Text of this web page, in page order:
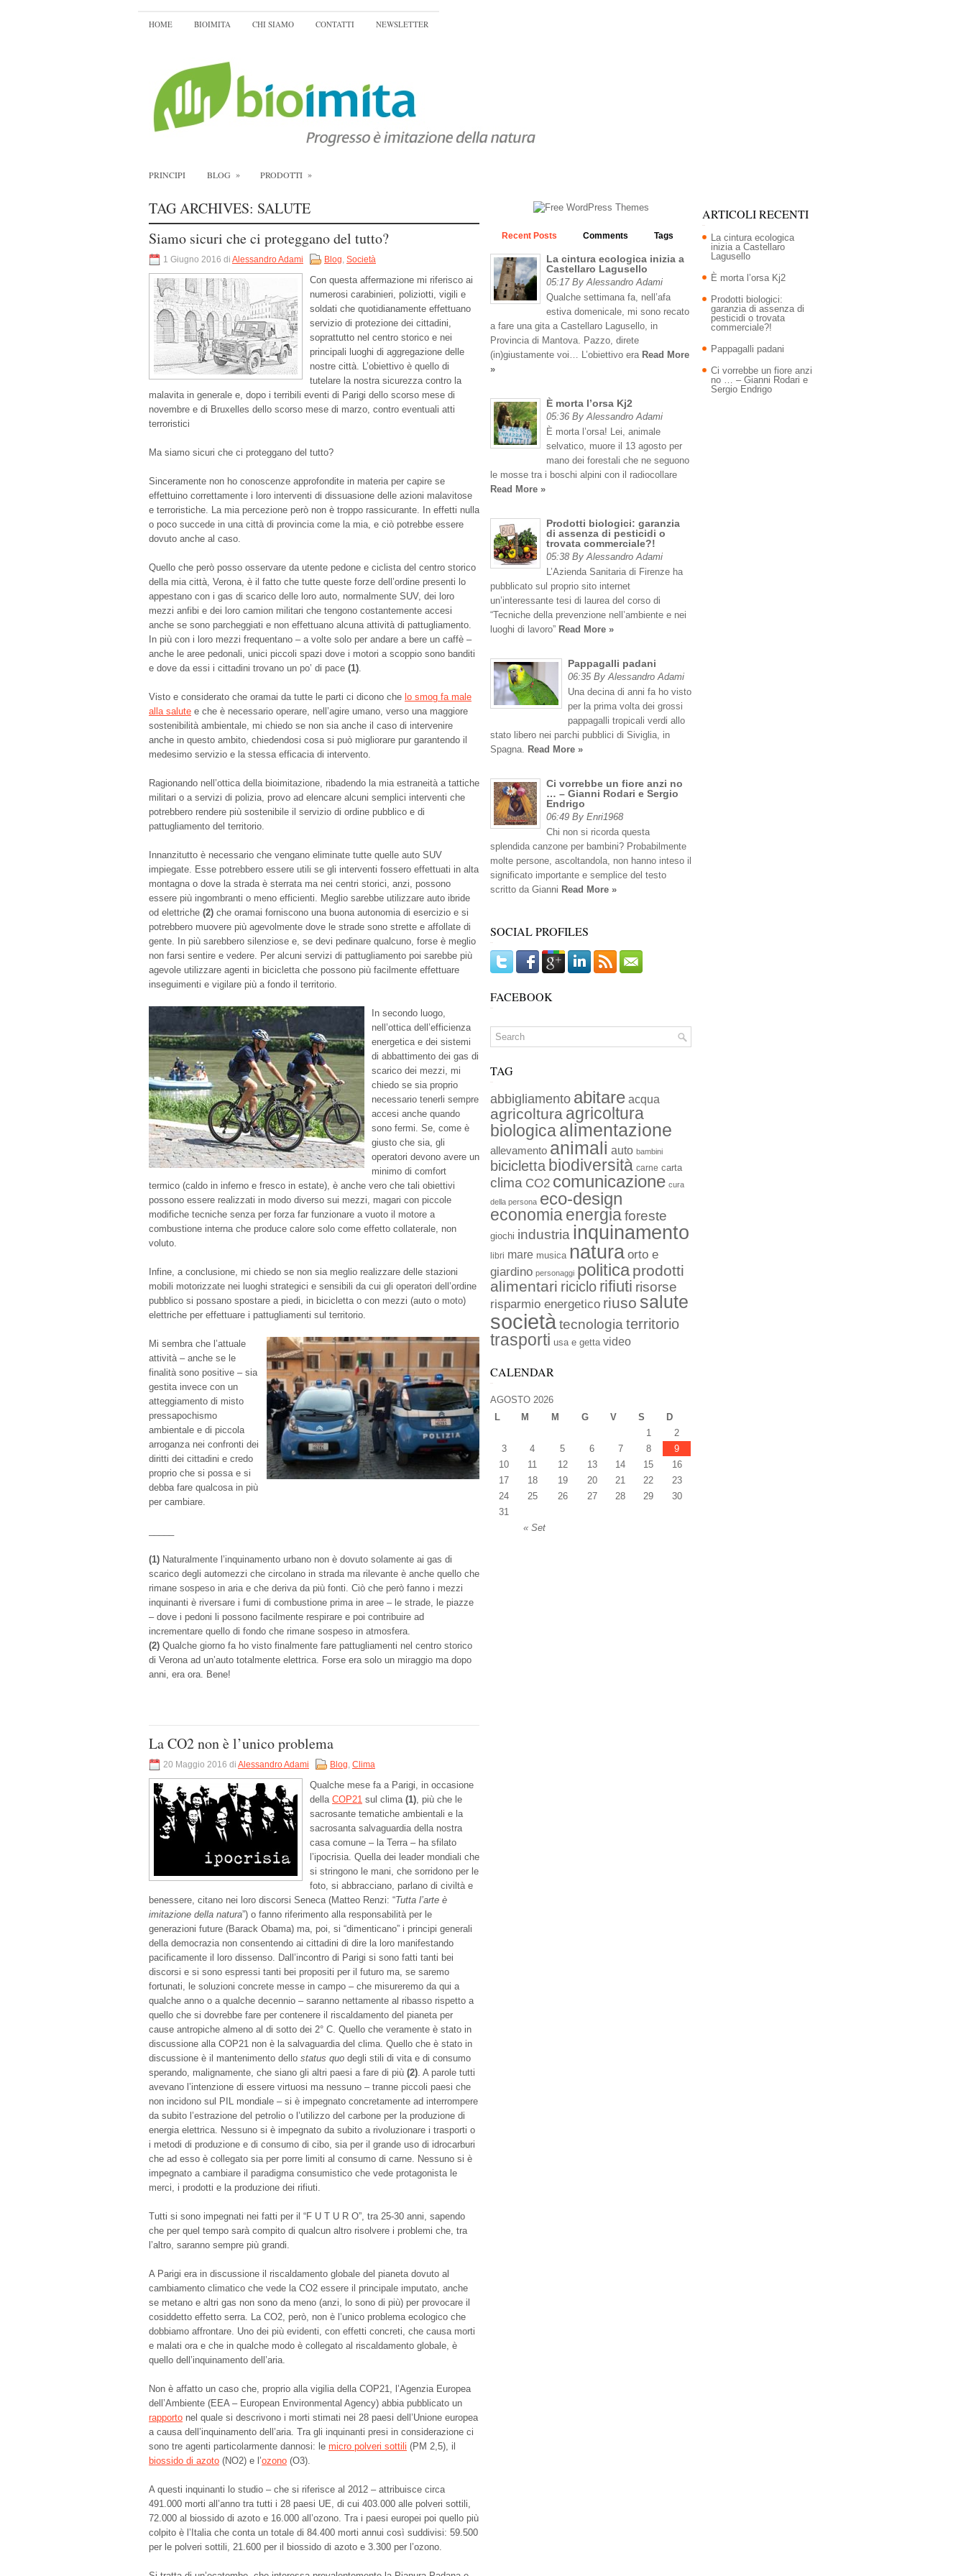
HOME BIOIMITA CHI SIAMO CONTATTI NEWSLETTER
PRINCIPI BLOG » PRODOTTI »
TAG ARCHIVES: SALUTE
Siamo sicuri che ci proteggano del tutto?
1 Giugno 2016 di Alessandro Adami Blog, Società
Con questa affermazione mi riferisco ai
numerosi carabinieri, poliziotti, vigili e
soldati che quotidianamente effettuano
servizio di protezione dei cittadini,
soprattutto nel centro storico e nei
principali luoghi di aggregazione delle
nostre città. L’obiettivo è quello di
tutelare la nostra sicurezza contro la
malavita in generale e, dopo i terribili eventi di Parigi dello scorso mese di
novembre e di Bruxelles dello scorso mese di marzo, contro eventuali atti
terroristici
Ma siamo sicuri che ci proteggano del tutto?
Sinceramente non ho conoscenze approfondite in materia per capire se
effettuino correttamente i loro interventi di dissuasione delle azioni malavitose
e terroristiche. La mia percezione però non è troppo rassicurante. In effetti nulla
o poco succede in una città di provincia come la mia, e ciò potrebbe essere
dovuto anche al caso.
Quello che però posso osservare da utente pedone e ciclista del centro storico
della mia città, Verona, è il fatto che tutte queste forze dell’ordine presenti lo
appestano con i gas di scarico delle loro auto, normalmente SUV, dei loro
mezzi anfibi e dei loro camion militari che tengono costantemente accesi
anche se sono parcheggiati e non effettuano alcuna attività di pattugliamento.
In più con i loro mezzi frequentano – a volte solo per andare a bere un caffè –
anche le aree pedonali, unici piccoli spazi dove i motori a scoppio sono banditi
e dove da essi i cittadini trovano un po’ di pace (1).
Visto e considerato che oramai da tutte le parti ci dicono che lo smog fa male
alla salute e che è necessario operare, nell’agire umano, verso una maggiore
sostenibilità ambientale, mi chiedo se non sia anche il caso di intervenire
anche in questo ambito, chiedendosi cosa si può migliorare pur garantendo il
medesimo servizio e la stessa efficacia di intervento.
Ragionando nell’ottica della bioimitazione, ribadendo la mia estraneità a tattiche
militari o a servizi di polizia, provo ad elencare alcuni semplici interventi che
potrebbero rendere più sostenibile il servizio di ordine pubblico e di
pattugliamento del territorio.
Innanzitutto è necessario che vengano eliminate tutte quelle auto SUV
impiegate. Esse potrebbero essere utili se gli interventi fossero effettuati in alta
montagna o dove la strada è sterrata ma nei centri storici, anzi, possono
essere più ingombranti o meno efficienti. Meglio sarebbe utilizzare auto ibride
od elettriche (2) che oramai forniscono una buona autonomia di esercizio e si
potrebbero muovere più agevolmente dove le strade sono strette e affollate di
gente. In più sarebbero silenziose e, se devi pedinare qualcuno, forse è meglio
non farsi sentire e vedere. Per alcuni servizi di pattugliamento poi sarebbe più
agevole utilizzare agenti in bicicletta che possono più facilmente effettuare
inseguimenti e vigilare più a fondo il territorio.
In secondo luogo,
nell’ottica dell’efficienza
energetica e dei sistemi
di abbattimento dei gas di
scarico dei mezzi, mi
chiedo se sia proprio
necessario tenerli sempre
accesi anche quando
sono fermi. Se, come è
giusto che sia, gli
operatori devono avere un
minimo di comfort
termico (caldo in inferno e fresco in estate), è anche vero che tali obiettivi
possono essere realizzati in modo diverso sui mezzi, magari con piccole
modifiche tecniche senza per forza far funzionare a vuoto il motore a
combustione interna che produce calore solo come effetto collaterale, non
voluto.
Infine, a conclusione, mi chiedo se non sia meglio realizzare delle stazioni
mobili motorizzate nei luoghi strategici e sensibili da cui gli operatori dell’ordine
pubblico si possano spostare a piedi, in bicicletta o con mezzi (auto o moto)
elettriche per effettuare i pattugliamenti sul territorio.
Mi sembra che l’attuale
attività – anche se le
finalità sono positive – sia
gestita invece con un
atteggiamento di misto
pressapochismo
ambientale e di piccola
arroganza nei confronti dei
diritti dei cittadini e credo
proprio che si possa e si
debba fare qualcosa in più
per cambiare.
(1) Naturalmente l’inquinamento urbano non è dovuto solamente ai gas di
scarico degli automezzi che circolano in strada ma rilevante è anche quello che
rimane sospeso in aria e che deriva da più fonti. Ciò che però fanno i mezzi
inquinanti è riversare i fumi di combustione prima in aree – le strade, le piazze
– dove i pedoni li possono facilmente respirare e poi contribuire ad
incrementare quello di fondo che rimane sospeso in atmosfera.
(2) Qualche giorno fa ho visto finalmente fare pattugliamenti nel centro storico
di Verona ad un’auto totalmente elettrica. Forse era solo un miraggio ma dopo
anni, era ora. Bene!
La CO2 non è l’unico problema
20 Maggio 2016 di Alessandro Adami Blog, Clima
Qualche mese fa a Parigi, in occasione
della COP21 sul clima (1), più che le
sacrosante tematiche ambientali e la
sacrosanta salvaguardia della nostra
casa comune – la Terra – ha sfilato
l’ipocrisia. Quella dei leader mondiali che
si stringono le mani, che sorridono per le
foto, si abbracciano, parlano di civiltà e
benessere, citano nei loro discorsi Seneca (Matteo Renzi: “Tutta l’arte è
imitazione della natura”) o fanno riferimento alla responsabilità per le
generazioni future (Barack Obama) ma, poi, si “dimenticano” i principi generali
della democrazia non consentendo ai cittadini di dire la loro manifestando
pacificamente il loro dissenso. Dall’incontro di Parigi si sono fatti tanti bei
discorsi e si sono espressi tanti bei propositi per il futuro ma, se saremo
fortunati, le soluzioni concrete messe in campo – che misureremo da qui a
qualche anno o a qualche decennio – saranno nettamente al ribasso rispetto a
quello che si dovrebbe fare per contenere il riscaldamento del pianeta per
cause antropiche almeno al di sotto dei 2° C. Quello che veramente è stato in
discussione alla COP21 non è la salvaguardia del clima. Quello che è stato in
discussione è il mantenimento dello status quo degli stili di vita e di consumo
sperando, malignamente, che siano gli altri paesi a fare di più (2). A parole tutti
avevano l’intenzione di essere virtuosi ma nessuno – tranne piccoli paesi che
non incidono sul PIL mondiale – si è impegnato concretamente ad interrompere
da subito l’estrazione del petrolio o l’utilizzo del carbone per la produzione di
energia elettrica. Nessuno si è impegnato da subito a rivoluzionare i trasporti o
i metodi di produzione e di consumo di cibo, sia per il grande uso di idrocarburi
che ad esso è collegato sia per porre limiti al consumo di carne. Nessuno si è
impegnato a cambiare il paradigma consumistico che vede protagonista le
merci, i prodotti e la produzione dei rifiuti.
Tutti si sono impegnati nei fatti per il “F U T U R O”, tra 25-30 anni, sapendo
che per quel tempo sarà compito di qualcun altro risolvere i problemi che, tra
l’altro, saranno sempre più grandi.
A Parigi era in discussione il riscaldamento globale del pianeta dovuto al
cambiamento climatico che vede la CO2 essere il principale imputato, anche
se metano e altri gas non sono da meno (anzi, lo sono di più) per provocare il
cosiddetto effetto serra. La CO2, però, non è l’unico problema ecologico che
dobbiamo affrontare. Uno dei più evidenti, con effetti concreti, che causa morti
e malati ora e che in qualche modo è collegato al riscaldamento globale, è
quello dell’inquinamento dell’aria.
Non è affatto un caso che, proprio alla vigilia della COP21, l’Agenzia Europea
dell’Ambiente (EEA – European Environmental Agency) abbia pubblicato un
rapporto nel quale si descrivono i morti stimati nei 28 paesi dell’Unione europea
a causa dell’inquinamento dell’aria. Tra gli inquinanti presi in considerazione ci
sono tre agenti particolarmente dannosi: le micro polveri sottili (PM 2,5), il
biossido di azoto (NO2) e l’ozono (O3).
A questi inquinanti lo studio – che si riferisce al 2012 – attribuisce circa
491.000 morti all’anno tra tutti i 28 paesi UE, di cui 403.000 alle polveri sottili,
72.000 al biossido di azoto e 16.000 all’ozono. Tra i paesi europei poi quello più
colpito è l’Italia che conta un totale di 84.400 morti annui così suddivisi: 59.500
per le polveri sottili, 21.600 per il biossido di azoto e 3.300 per l’ozono.
Recent Posts Comments Tags
La cintura ecologica inizia a
Castellaro Lagusello
05:17 By Alessandro Adami
Qualche settimana fa, nell’afa
estiva domenicale, mi sono recato
a fare una gita a Castellaro Lagusello, in
Provincia di Mantova. Pazzo, direte
(in)giustamente voi… L’obiettivo era Read More
»
È morta l’orsa Kj2
05:36 By Alessandro Adami
È morta l’orsa! Lei, animale
selvatico, muore il 13 agosto per
mano dei forestali che ne seguono
le mosse tra i boschi alpini con il radiocollare
Read More »
Prodotti biologici: garanzia
di assenza di pesticidi o
trovata commerciale?!
05:38 By Alessandro Adami
L’Azienda Sanitaria di Firenze ha
pubblicato sul proprio sito internet
un’interessante tesi di laurea del corso di
“Tecniche della prevenzione nell’ambiente e nei
luoghi di lavoro” Read More »
Pappagalli padani
06:35 By Alessandro Adami
Una decina di anni fa ho visto
per la prima volta dei grossi
pappagalli tropicali verdi allo
stato libero nei parchi pubblici di Siviglia, in
Spagna. Read More »
Ci vorrebbe un fiore anzi no
… – Gianni Rodari e Sergio
Endrigo
06:49 By Enri1968
Chi non si ricorda questa
splendida canzone per bambini? Probabilmente
molte persone, ascoltandola, non hanno inteso il
significato importante e semplice del testo
scritto da Gianni Read More »
SOCIAL PROFILES
FACEBOOK
TAG
abbigliamento abitare acqua
agricoltura agricoltura
biologica alimentazione
allevamento animali auto bambini
bicicletta biodiversità carne carta
clima CO2 comunicazione cura
della persona eco-design
economia energiaforeste
giochi industria inquinamento
libri mare musica natura orto e
giardino personaggi politica prodotti
alimentari riciclo rifiuti risorse
risparmio energetico riuso salute
societàtecnologia territorio
trasporti usa e getta video
CALENDAR
AGOSTO 2026
L
M M G V S D
« Set
1
2
3
4 5 6 7 8
9
10
11 12 13 14 15
16
17
18 19 20 21 22
23
24
25 26 27 28 29
30
31
ARTICOLI RECENTI
La cintura ecologica
inizia a Castellaro
Lagusello
È morta l’orsa Kj2
Prodotti biologici:
garanzia di assenza di
pesticidi o trovata
commerciale?!
Pappagalli padani
Ci vorrebbe un fiore anzi
no … – Gianni Rodari e
Sergio Endrigo